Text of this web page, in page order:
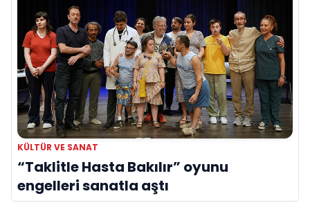
KÜLTÜR VE SANAT
“Taklitle Hasta Bakılır” oyunu
engelleri sanatla aştı